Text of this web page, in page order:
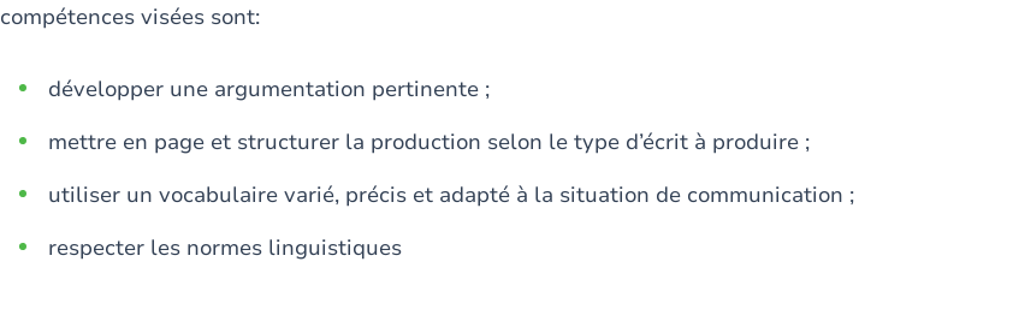
compétences visées sont:
développer une argumentation pertinente ;
mettre en page et structurer la production selon le type d’écrit à produire ;
utiliser un vocabulaire varié, précis et adapté à la situation de communication ;
respecter les normes linguistiques